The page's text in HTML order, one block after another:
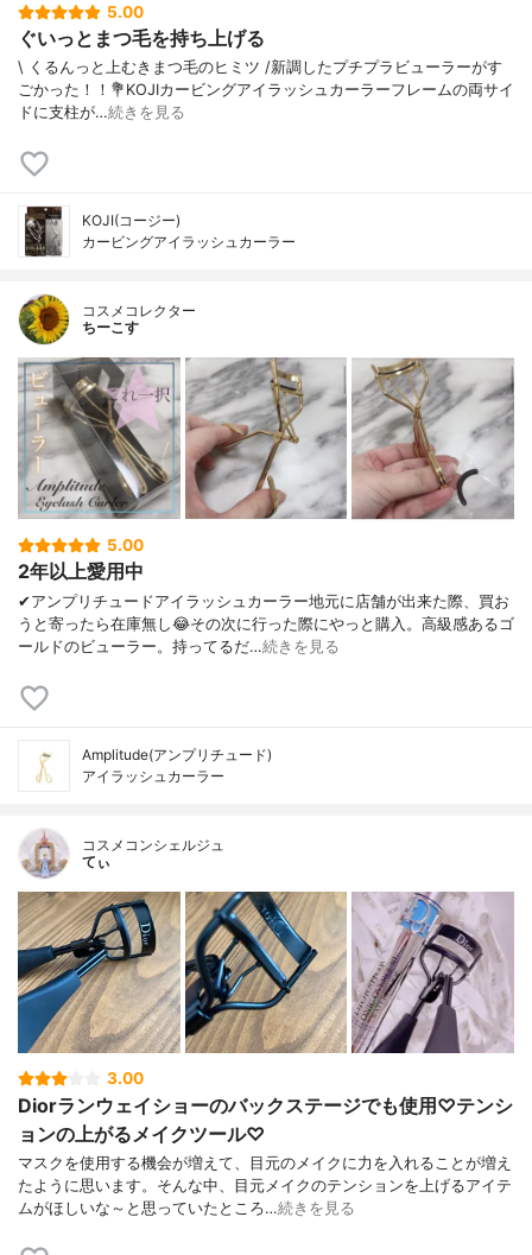
5.00
ぐいっとまつ毛を持ち上げる
\ くるんっと上むきまつ毛のヒミツ /⁡新調したプチプラビューラーがす
ごかった！！⁡⁡⁡💐KOJIカービングアイラッシュカーラー⁡⁡⁡フレームの両サイ
ドに支柱が…続きを見る
KOJI(コージー)
カービングアイラッシュカーラー
コスメコレクター
ちーこす
5.00
2年以上愛用中
✔︎アンプリチュードアイラッシュカーラー地元に店舗が出来た際、買お
うと寄ったら在庫無し😂その次に行った際にやっと購入。高級感あるゴ
ールドのビューラー。持ってるだ…続きを見る
Amplitude(アンプリチュード)
アイラッシュカーラー
コスメコンシェルジュ
てぃ
3.00
Diorランウェイショーのバックステージでも使用♡テンシ
ョンの上がるメイクツール♡
マスクを使用する機会が増えて、目元のメイクに力を入れることが増え
たように思います。そんな中、目元メイクのテンションを上げるアイテ
ムがほしいな～と思っていたところ…続きを見る